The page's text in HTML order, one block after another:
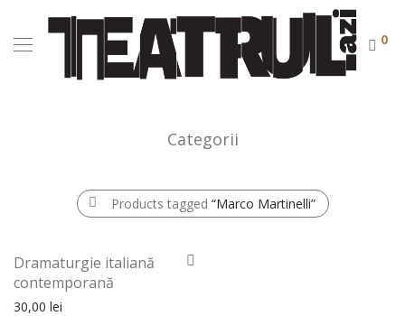
0
Categorii
Products tagged “Marco Martinelli”
Dramaturgie italiană
contemporană
30,00 lei